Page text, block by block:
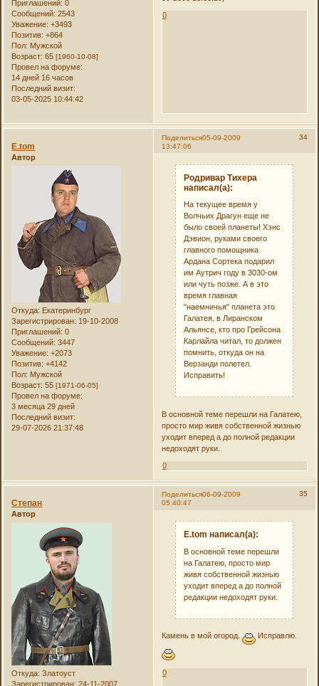
Приглашений: 0
Сообщений: 2543
Уважение: +3493
Позитив: +864
Пол: Мужской
Возраст: 65[1960-10-08]
Провел на форуме:
14 дней 16 часов
Последний визит:
03-05-2025 10:44:42
0
Поделиться 34
05-09-2009
13:47:06
E.tom
Автор
Откуда: Екатеринбург
Зарегистрирован: 19-10-2008
Приглашений: 0
Сообщений: 3447
Уважение: +2073
Позитив: +4142
Пол: Мужской
Возраст: 55[1971-06-05]
Провел на форуме:
3 месяца 29 дней
Последний визит:
29-07-2026 21:37:48
Родривар Тихера
написал(а):
На текущее время у
Волчьих Драгун еще не
было своей планеты! Хэнс
Дэвион, руками своего
главного помощника
Ардана Сортека подарил
им Аутрич году в 3030-ом
или чуть позже. А в это
время главная
"наемничья" планета это
Галатея, в Лиранском
Альянсе, кто про Грейсона
Карлайла читал, то должен
помнить, откуда он на
Верзанди полетел.
Исправить!
В основной теме перешли на Галатею,
просто мир живя собственной жизнью
уходит вперед а до полной редакции
недоходят руки.
0
Поделиться 35
06-09-2009
05:40:47
Степан
Автор
Откуда: Златоуст
Зарегистрирован: 24-11-2007
E.tom написал(а):
В основной теме перешли
на Галатею, просто мир
живя собственной жизнью
уходит вперед а до полной
редакции недоходят руки.
Камень в мой огород. Исправлю.
0